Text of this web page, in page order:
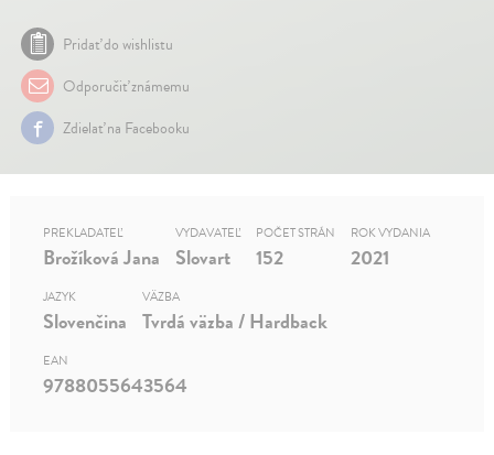
Pridať do wishlistu
Odporučiť známemu
Zdielať na Facebooku
PREKLADATEĽ
Brožíková Jana
VYDAVATEĽ
Slovart
POČET STRÁN
152
ROK VYDANIA
2021
JAZYK
Slovenčina
VÄZBA
Tvrdá väzba / Hardback
EAN
9788055643564